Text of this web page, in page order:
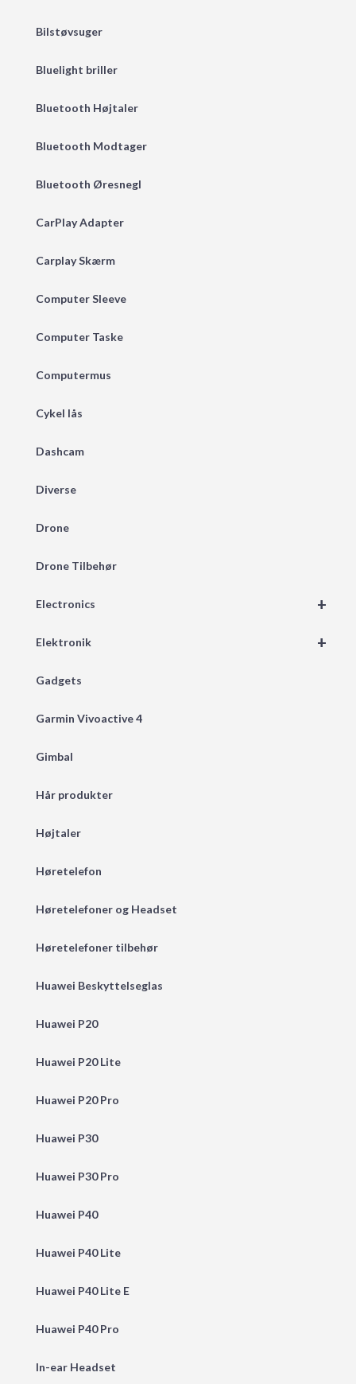
Bilstøvsuger
Bluelight briller
Bluetooth Højtaler
Bluetooth Modtager
Bluetooth Øresnegl
CarPlay Adapter
Carplay Skærm
Computer Sleeve
Computer Taske
Computermus
Cykel lås
Dashcam
Diverse
Drone
Drone Tilbehør
+
Electronics
+
Elektronik
Gadgets
Garmin Vivoactive 4
Gimbal
Hår produkter
Højtaler
Høretelefon
Høretelefoner og Headset
Høretelefoner tilbehør
Huawei Beskyttelseglas
Huawei P20
Huawei P20 Lite
Huawei P20 Pro
Huawei P30
Huawei P30 Pro
Huawei P40
Huawei P40 Lite
Huawei P40 Lite E
Huawei P40 Pro
In-ear Headset